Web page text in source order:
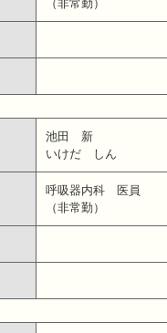
（非常勤）
池田 新
いけだ しん
呼吸器内科 医員
（非常勤）